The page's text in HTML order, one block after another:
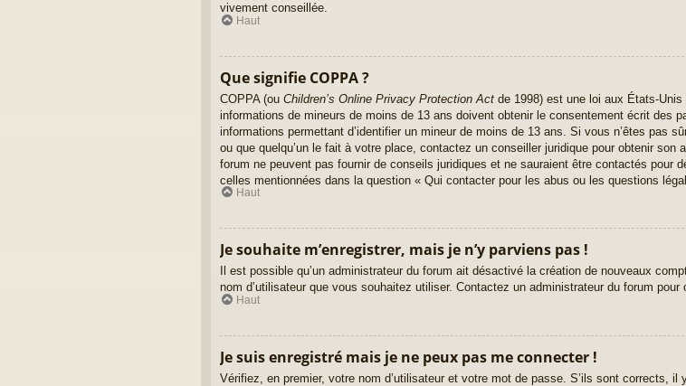
vivement conseillée.
Haut
Que signifie COPPA ?
COPPA (ou Children’s Online Privacy Protection Act de 1998) est une loi aux États-
informations de mineurs de moins de 13 ans doivent obtenir le consentement écrit des
informations permettant d’identifier un mineur de moins de 13 ans. Si vous n’êtes pas
ou que quelqu’un le fait à votre place, contactez un conseiller juridique pour obtenir
forum ne peuvent pas fournir de conseils juridiques et ne sauraient être contactés pour
celles mentionnées dans la question « Qui contacter pour les abus ou les questions
Haut
Je souhaite m’enregistrer, mais je n’y parviens pas !
Il est possible qu’un administrateur du forum ait désactivé la création de nouveaux
nom d’utilisateur que vous souhaitez utiliser. Contactez un administrateur du forum pour
Haut
Je suis enregistré mais je ne peux pas me connecter !
Vérifiez, en premier, votre nom d’utilisateur et votre mot de passe. S’ils sont corrects, il